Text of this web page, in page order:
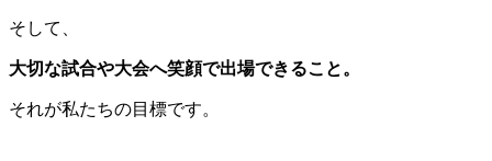
そして、
大切な試合や大会へ笑顔で出場できること。
それが私たちの目標です。